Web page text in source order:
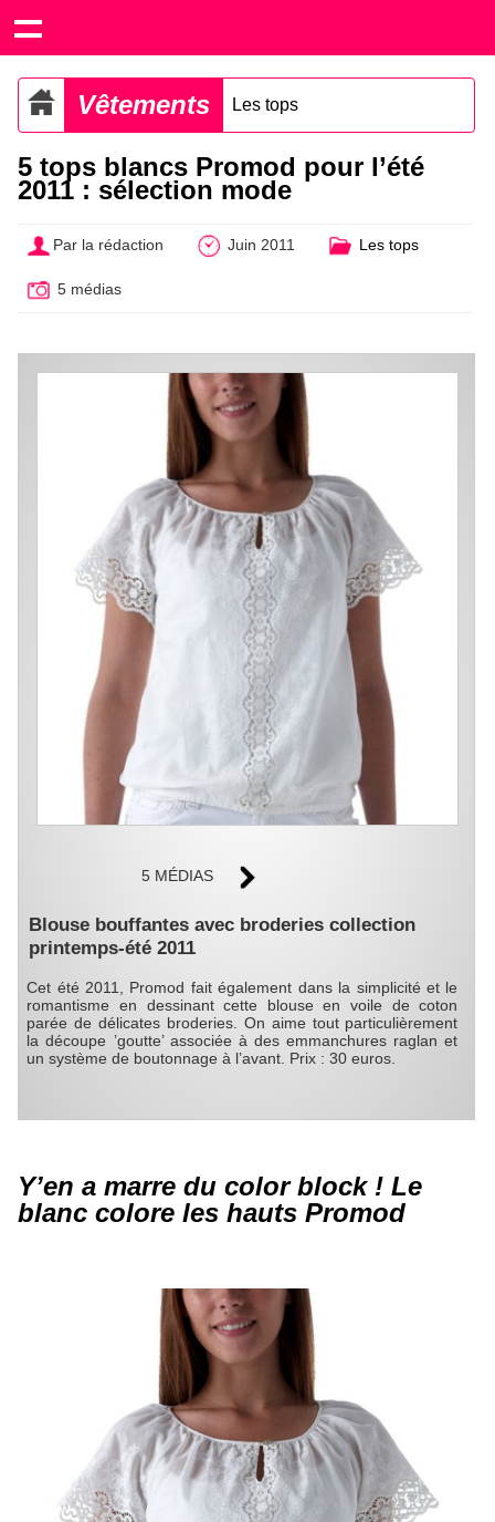
Vêtements Les tops
5 tops blancs Promod pour l’été
2011 : sélection mode
Par la rédaction Juin 2011 Les tops
5 médias
5 MÉDIAS
Blouse bouffantes avec broderies collection
printemps-été 2011
Cet été 2011, Promod fait également dans la simplicité et le
romantisme en dessinant cette blouse en voile de coton
parée de délicates broderies. On aime tout particulièrement
la découpe ’goutte’ associée à des emmanchures raglan et
un système de boutonnage à l’avant. Prix : 30 euros.
Y’en a marre du color block ! Le
blanc colore les hauts Promod